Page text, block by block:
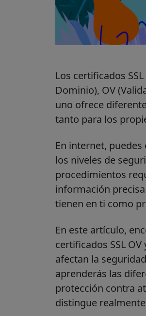
Los certificados
Dominio), OV
uno ofrece
tanto para los
En internet,
los niveles de
procedimientos
información
tienen en ti como
En este artículo,
certificados SSL
afectan la
aprenderás las
protección contra
distingue